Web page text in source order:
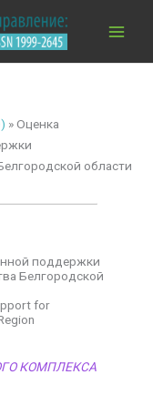
»Оценка
области
поддержки
Белгородской
for
КОМПЛЕКСА